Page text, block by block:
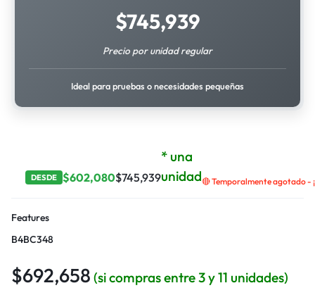
$745,939
Precio por unidad regular
Ideal para pruebas o necesidades pequeñas
DESDE $602,080$745,939
* una
unidad🔴 Temporalmente agotado -
Features
B4BC348
$692,658 (si compras entre 3 y 11 unidades)